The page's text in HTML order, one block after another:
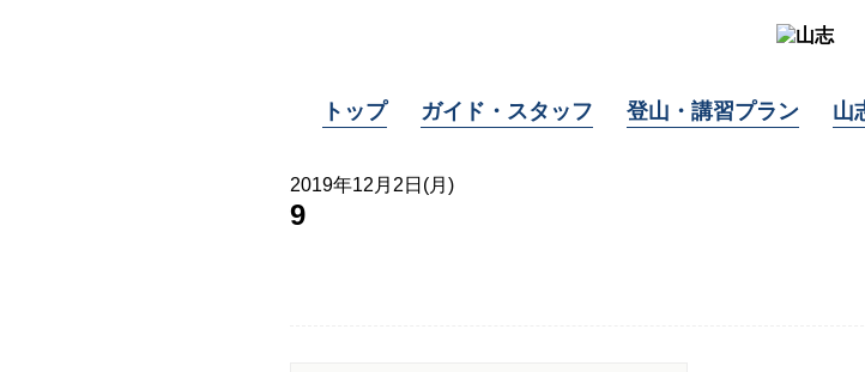
トップ ガイド・スタッフ 登山・講習プラン 山
2019年12月2日(月)
9